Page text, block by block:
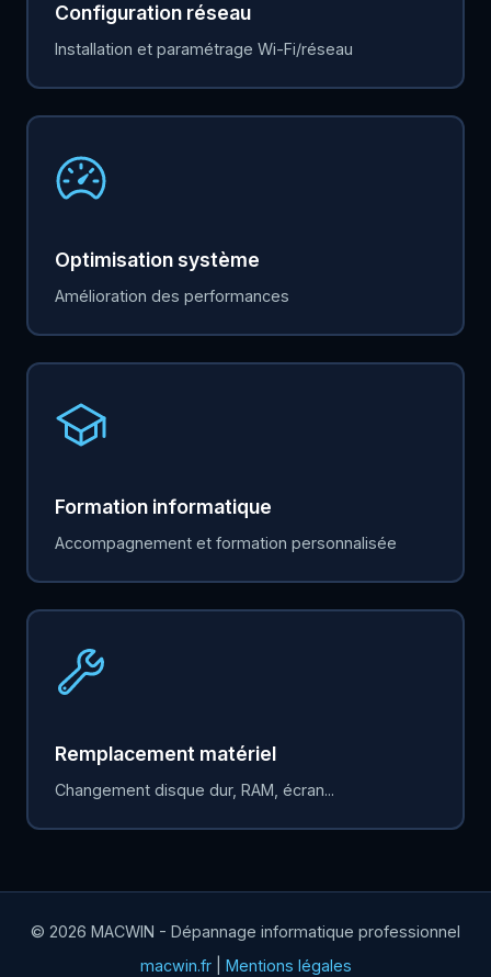
Configuration réseau
Installation et paramétrage Wi-Fi/réseau
Optimisation système
Amélioration des performances
Formation informatique
Accompagnement et formation personnalisée
Remplacement matériel
Changement disque dur, RAM, écran...
© 2026 MACWIN - Dépannage informatique professionnel
macwin.fr| Mentions légales